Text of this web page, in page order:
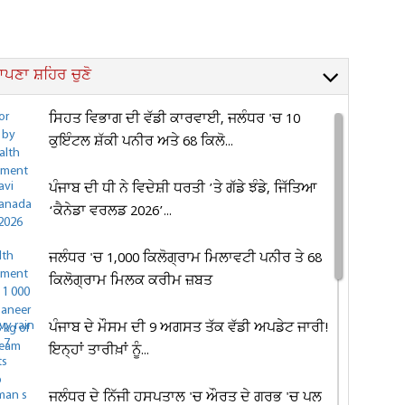
ਸ਼ਹਿਰ ਚੁਣੋ
ਸਿਹਤ ਵਿਭਾਗ ਦੀ ਵੱਡੀ ਕਾਰਵਾਈ, ਜਲੰਧਰ 'ਚ 10
ਕੁਇੰਟਲ ਸ਼ੱਕੀ ਪਨੀਰ ਅਤੇ 68 ਕਿਲੋ...
ਪੰਜਾਬ ਦੀ ਧੀ ਨੇ ਵਿਦੇਸ਼ੀ ਧਰਤੀ ’ਤੇ ਗੱਡੇ ਝੰਡੇ, ਜਿੱਤਿਆ
‘ਕੈਨੇਡਾ ਵਰਲਡ 2026’...
ਜਲੰਧਰ 'ਚ 1,000 ਕਿਲੋਗ੍ਰਾਮ ਮਿਲਾਵਟੀ ਪਨੀਰ ਤੇ 68
ਕਿਲੋਗ੍ਰਾਮ ਮਿਲਕ ਕਰੀਮ ਜ਼ਬਤ
ਪੰਜਾਬ ਦੇ ਮੌਸਮ ਦੀ 9 ਅਗਸਤ ਤੱਕ ਵੱਡੀ ਅਪਡੇਟ ਜਾਰੀ!
ਇਨ੍ਹਾਂ ਤਾਰੀਖ਼ਾਂ ਨੂੰ...
ਜਲੰਧਰ ਦੇ ਨਿੱਜੀ ਹਸਪਤਾਲ 'ਚ ਔਰਤ ਦੇ ਗਰਭ 'ਚ ਪਲ